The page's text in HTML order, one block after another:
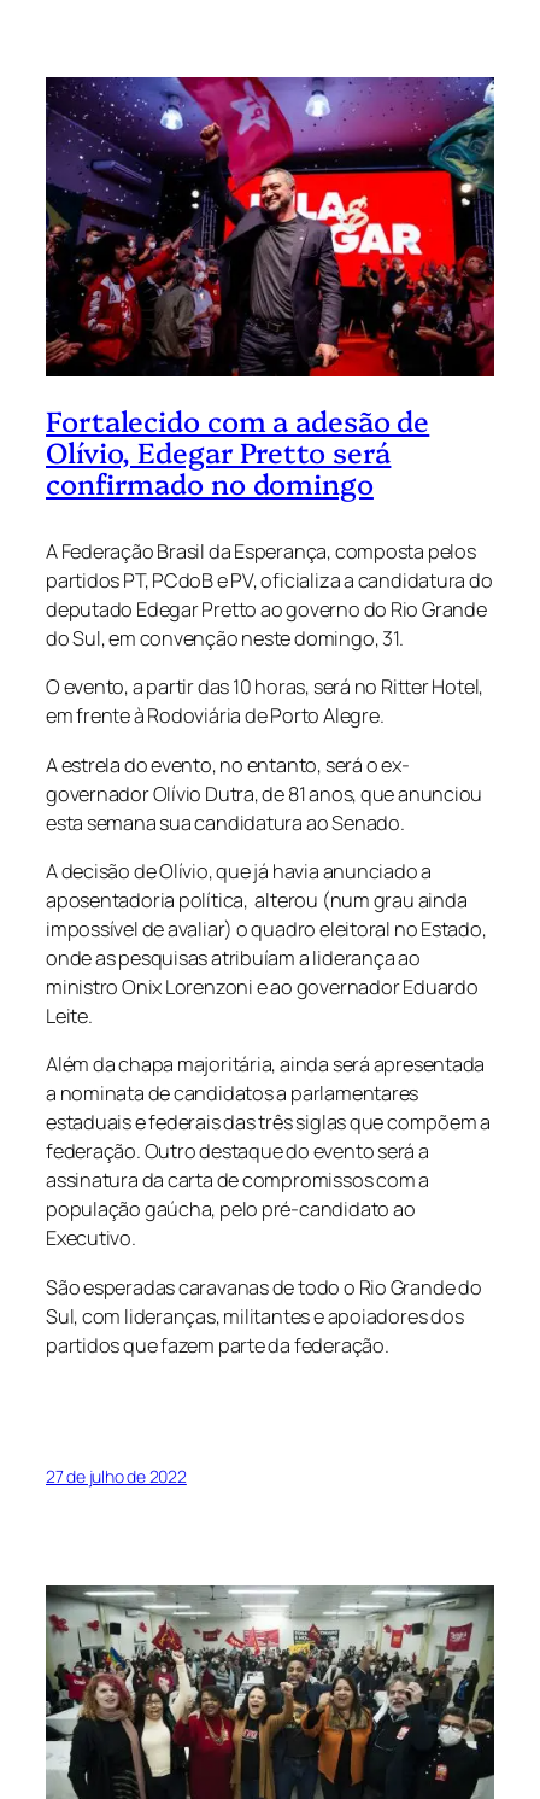
Fortalecido com a adesão de
Olívio, Edegar Pretto será
confirmado no domingo
A Federação Brasil da Esperança, composta pelos
partidos PT, PCdoB e PV, oficializa a candidatura do
deputado Edegar Pretto ao governo do Rio Grande
do Sul, em convenção neste domingo, 31.
O evento, a partir das 10 horas, será no Ritter Hotel,
em frente à Rodoviária de Porto Alegre.
A estrela do evento, no entanto, será o ex-
governador Olívio Dutra, de 81 anos, que anunciou
esta semana sua candidatura ao Senado.
A decisão de Olívio, que já havia anunciado a
aposentadoria política, alterou (num grau ainda
impossível de avaliar) o quadro eleitoral no Estado,
onde as pesquisas atribuíam a liderança ao
ministro Onix Lorenzoni e ao governador Eduardo
Leite.
Além da chapa majoritária, ainda será apresentada
a nominata de candidatos a parlamentares
estaduais e federais das três siglas que compõem a
federação. Outro destaque do evento será a
assinatura da carta de compromissos com a
população gaúcha, pelo pré-candidato ao
Executivo.
São esperadas caravanas de todo o Rio Grande do
Sul, com lideranças, militantes e apoiadores dos
partidos que fazem parte da federação.
27 de julho de 2022